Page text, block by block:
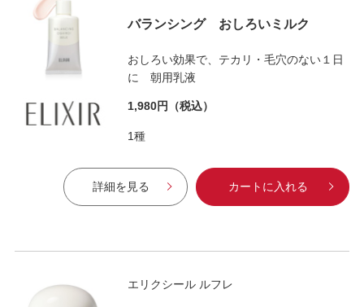
バランシング おしろいミルク
おしろい効果で、テカリ・毛穴のない１日
に 朝用乳液
1,980円 （税込）
1種
詳細を見る カートに入れる
エリクシール ルフレ